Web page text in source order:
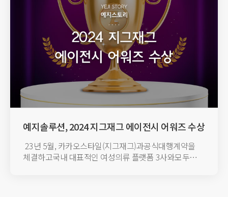
예지솔루션, 2024 지그재그 에이전시 어워즈 수상
23년 5월, 카카오스타일(지그재그)과공식대행계약을
체결하고국내 대표적인 여성의류 플랫폼 3사와모두